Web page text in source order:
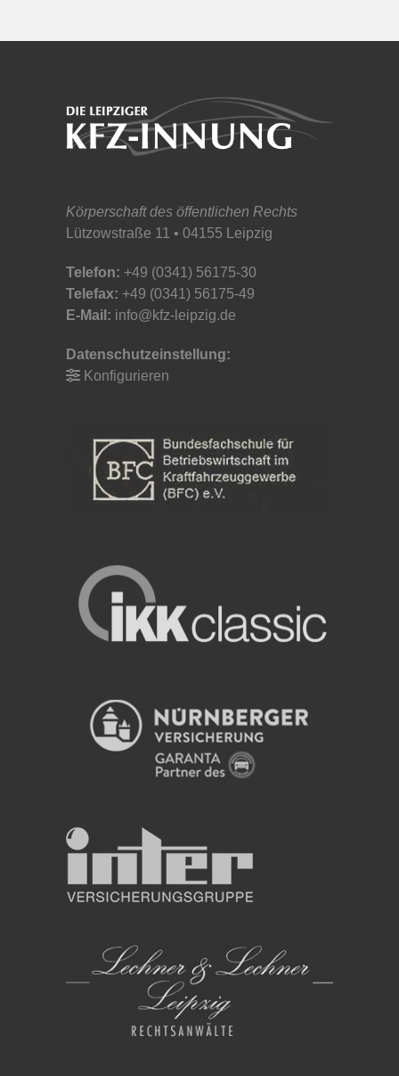
Körperschaft des öffentlichen Rechts
Lützowstraße 11 • 04155 Leipzig
Telefon: +49 (0341) 56175-30
Telefax: +49 (0341) 56175-49
E-Mail: info@kfz-leipzig.de
Datenschutzeinstellung:
Konfigurieren